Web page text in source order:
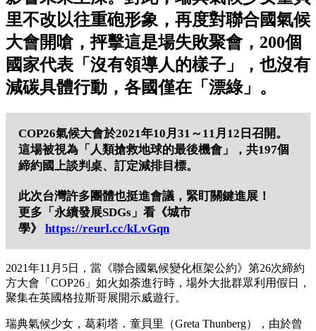
里不改以往重砲形象，再度對聯合國氣候
大會開嗆，抨擊這是場失敗聚會，200個
國家代表「沒有領導人的樣子」，也沒有
減碳具體行動，各國僅在「漂綠」。
COP26氣候大會於2021年10月31～11月12日召開。
這場被視為「人類搶救地球的最後機會」，共197個
締約國上談判桌、訂定減排目標。
此次台灣許多團體也挺進會議，緊盯關鍵進展！
更多「永續發展SDGs」看《城市
學》 https://reurl.cc/kLvGqn
2021年11月5日，當《聯合國氣候變化框架公約》第26次締約
方大會「COP26」如火如荼進行時，場外大批群眾利用假日，
聚集在英國格拉斯哥展開示威遊行。
瑞典氣候少女，葛莉塔．童貝里（Greta Thunberg），由於曾